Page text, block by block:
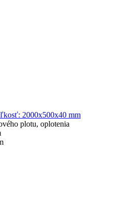
2000x500x40 mm
plotu, oplotenia